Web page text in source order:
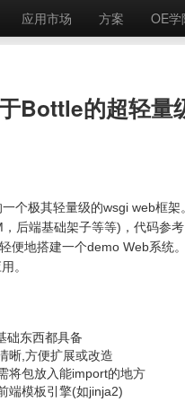
应用市场 方案 OE学
Bottle的超轻量
个极其轻量级的wsgi web框
后端基础架子等等)，代码参
便地搭建一个demo Web系统
。
础东西都具备
晰,方便扩展或改造
将包放入能import的地方
端模板引擎(如jinja2)